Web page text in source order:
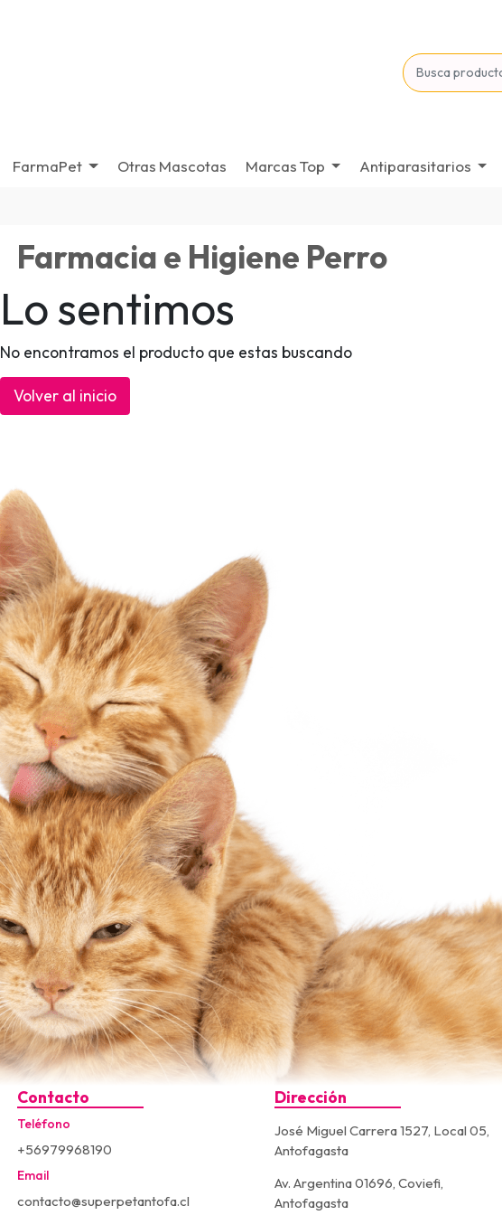
FarmaPet Otras Mascotas Marcas Top Antiparasitarios
Farmacia e Higiene Perro
Lo sentimos
No encontramos el producto que estas buscando
Volver al inicio
Contacto
Teléfono
+56979968190
Email
contacto@superpetantofa.cl
Dirección
José Miguel Carrera 1527, Local 05,
Antofagasta
Av. Argentina 01696, Coviefi,
Antofagasta